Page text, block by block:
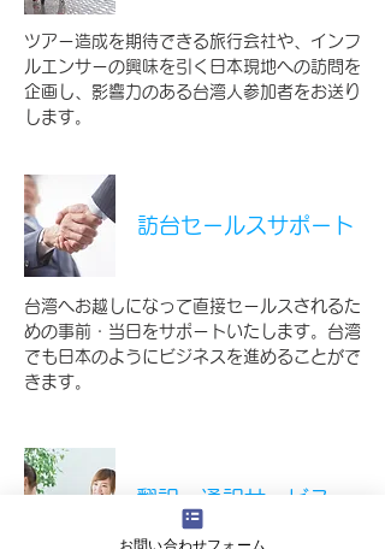
ツアー造成を期待できる旅行会社や、インフ
ルエンサーの興味を引く日本現地への訪問を
企画し、影響力のある台湾人参加者をお送り
します。
訪台セールスサポート
台湾へお越しになって直接セールスされるた
めの事前・当日をサポートいたします。台湾
でも日本のようにビジネスを進めることがで
きます。
翻訳・通訳サービス
お問い合わせフォーム